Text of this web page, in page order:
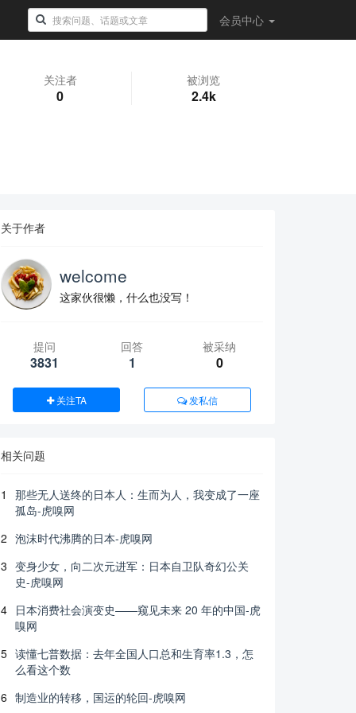
会员中心
关注者
0
被浏览
2.4k
关于作者
welcome
这家伙很懒，什么也没写！
提问
3831
回答
1
被采纳
0
关注TA 发私信
相关问题
1
那些无人送终的日本人：生而为人，我变成了一座
孤岛-虎嗅网
2 泡沫时代沸腾的日本-虎嗅网
3 变身少女，向二次元进军：日本自卫队奇幻公关
史-虎嗅网
4 日本消费社会演变史——窥见未来 20 年的中国-虎
嗅网
5 读懂七普数据：去年全国人口总和生育率1.3，怎
么看这个数
6 制造业的转移，国运的轮回-虎嗅网